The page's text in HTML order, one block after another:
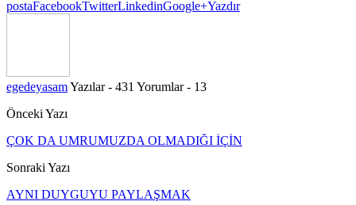
postaFacebookTwitterLinkedinGoogle+Yazdır
egedeyasamYazılar - 431 Yorumlar - 13
Önceki Yazı
ÇOK DA UMRUMUZDA OLMADIĞI İÇİN
Sonraki Yazı
AYNI DUYGUYU PAYLAŞMAK